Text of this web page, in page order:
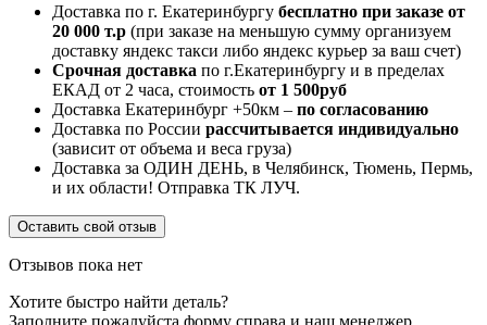
Доставка по г. Екатеринбургу бесплатно при заказе от
20 000 т.р (при заказе на меньшую сумму организуем
доставку яндекс такси либо яндекс курьер за ваш счет)
Срочная доставка по г.Екатеринбургу и в пределах
ЕКАД от 2 часа, стоимость от 1 500руб
Доставка Екатеринбург +50км – по согласованию
Доставка по России рассчитывается индивидуально
(зависит от объема и веса груза)
Доставка за ОДИН ДЕНЬ, в Челябинск, Тюмень, Пермь,
и их области! Отправка ТК ЛУЧ.
Оставить свой отзыв
Отзывов пока нет
Хотите быстро найти деталь?
Заполните пожалуйста форму справа и наш менеджер